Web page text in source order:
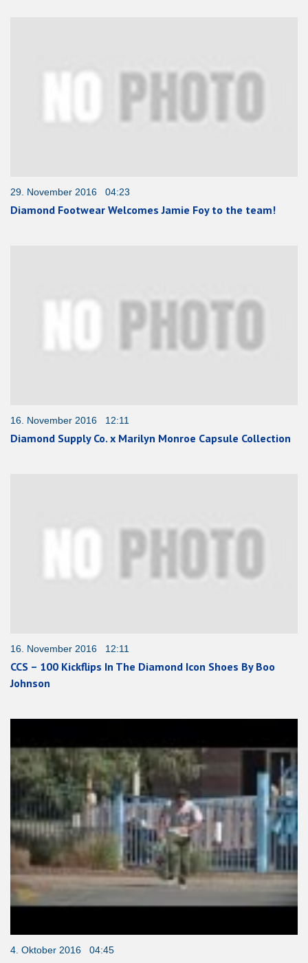
29. November 2016 04:23
Diamond Footwear Welcomes Jamie Foy to the team!
16. November 2016 12:11
Diamond Supply Co. x Marilyn Monroe Capsule Collection
16. November 2016 12:11
CCS – 100 Kickflips In The Diamond Icon Shoes By Boo
Johnson
4. Oktober 2016 04:45